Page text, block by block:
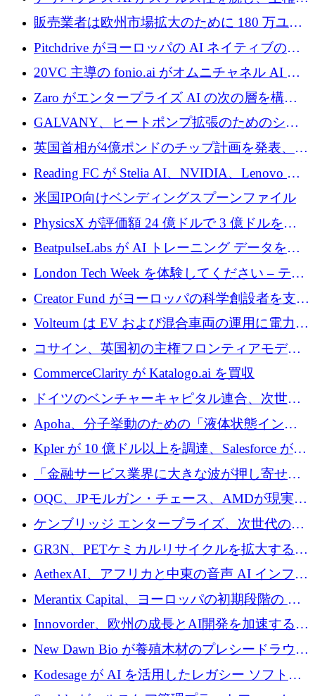
あるエンタープライズ AI を強化
販売業者は欧州市場拡大のために 180 万ユー
ロを確保
Pitchdrive がヨーロッパの AI ネイティブの創
業者を支援するために 6,000 万ユーロを調達
20VC 主導の fonio.ai がオムニチャネル AI プ
ラットフォームのために 1,700 万ドルを調達
Zaro がエンタープライズ AI の次の層を構築
するために 510 万ドルを獲得
GALVANY、ヒートポンプ拡張のためのシー
ドラウンドで1,000万ユーロを確保
英国首相が4億ポンドのチップ計画を発表、英
国の新興企業は「ここで拡大」し「ここに留
まる」
Reading FC が Stelia AI、NVIDIA、Lenovo と
協力して AI Center of Excellence を立ち上げ
米国IPO向けベンディングスプーンファイル
PhysicsX が評価額 24 億ドルで 3 億ドルを調
達
BeatpulseLabs が AI トレーニング データを拡
張するために 180 万ドルのプレシードを調達
London Tech Week を体験してください – テク
ノロジーがヨーロッパのイノベーションの未
来を形作る場所
Creator Fund がヨーロッパの科学創設者を支援
するために 5,600 万ドルを調達
Volteum は EV および混合車両の運用に電力を
供給するために 250 万ユーロを寄付
コサイン、英国初の主権フロンティアモデル
で業界の支援を確保
CommerceClarity が Katalogo.ai を買収
ドイツのベンチャーキャピタル連合、次世代
スタートアップの成長に向けて機関投資家へ
の資本シフトを呼びかけ
Apoha、分子挙動のための「液体状態インテ
リジェンス」を構築するために3,600万ドルを
かけてステルス状態から出現
Kpler が 10 億ドル以上を調達、Salesforce が
Contentful を買収、Built in Europe キャンペー
ンを開始
「金融サービス業界に大きな波が押し寄せて
いる」と「欧州初のAIネイティブ銀行」のボ
スが語る
OQC、JPモルガン・チェース、AMDが現実世
界のフィンテック・アプリケーションを探索
するためにQuantum-AIデータセンターを立ち
上げ
ケンブリッジ エンタープライズ、次世代のデ
ィープテック創設者向けにロンドンの出発点
を構築
GR3N、PETケミカルリサイクルを拡大するた
めにシリーズBで1,550万ユーロを調達
AethexAI、アフリカと中東の音声 AI インフラ
ストラクチャを構築するために 300 万ドルを
Merantix Capital、ヨーロッパの初期段階の AI
スタートアップ向けに 1 億 300 万ユーロのフ
ァンドを立ち上げる
Innovorder、欧州の成長とAI開発を加速するた
めに2,000万ユーロを確保
New Dawn Bio が養殖木材のプレシードラウン
ドで 210 万ユーロを調達
Kodesage が AI を活用したレガシー ソフトウ
ェアの最新化のために 660 万ドルを調達